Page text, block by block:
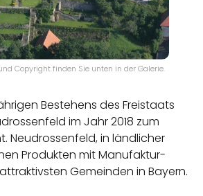
Copyright finden Sie unten in der Galerie.
Bestehens des Freistaats
im Jahr 2018 zum
Neudrossenfeld, in ländlicher
Produkten mit Manufaktur-
Gemeinden in Bayern.